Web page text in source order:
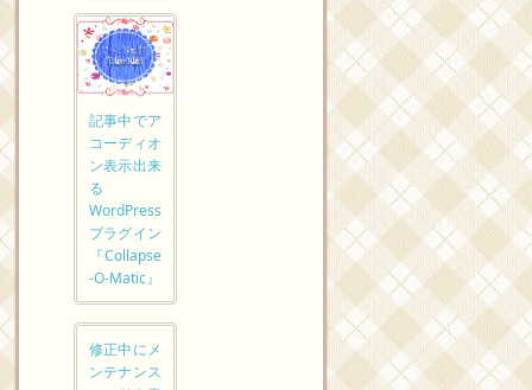
記事中でア
コーディオ
ン表示出来
る
WordPress
プラグイン
『Collapse
-O-Matic』
修正中にメ
ンテナンス